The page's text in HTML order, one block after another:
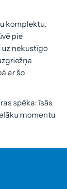
komplektu,
pie
uz nekustīgo
ar šo
spēka: īsās
momentu